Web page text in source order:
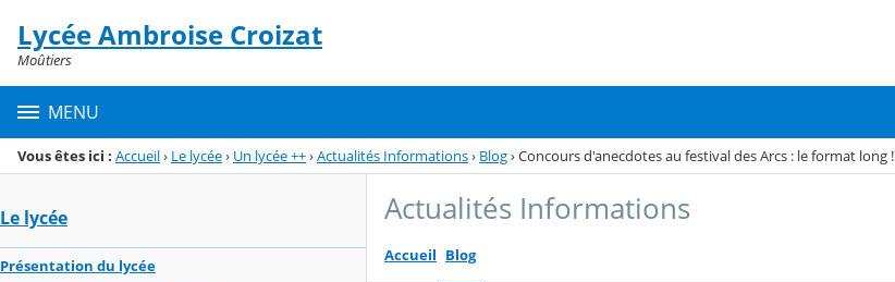
Menu de la rubrique
Contenu
Lycée Ambroise Croizat
Moûtiers
MENU
Vous êtes ici : Accueil› Le lycée› Un lycée ++›Actualités Informations› Blog›Concours d'anecdotes au festival des Arcs : le format long !
Le lycée
Présentation du lycée
Actualités Informations
Accueil Blog